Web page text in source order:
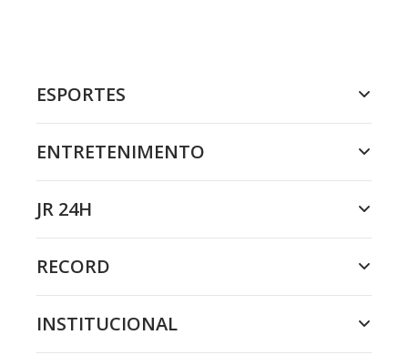
ESPORTES
ENTRETENIMENTO
JR 24H
RECORD
INSTITUCIONAL